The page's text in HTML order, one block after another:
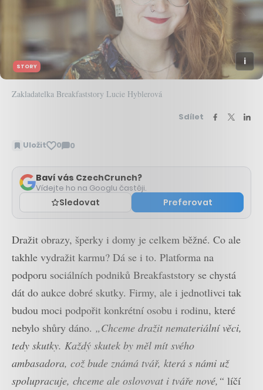
STORY
Zakladatelka Breakfaststory Lucie Hyblerová
Sdílet
Uložit 0 0
Zobrazit
Baví vás CzechCrunch?
Vídejte ho na Googlu častěji.
Sledovat Preferovat
Dražit obrazy, šperky i domy je celkem běžné. Co ale
takhle vydražit karmu? Dá se i to. Platforma na
podporu sociálních podniků Breakfaststory se chystá
dát do aukce dobré skutky. Firmy, ale i jednotlivci tak
budou moci podpořit konkrétní osobu i rodinu, které
nebylo shůry dáno. „Chceme dražit nemateriální věci,
tedy skutky. Každý skutek by měl mít svého
ambasadora, což bude známá tvář, která s námi už
spolupracuje, chceme ale oslovovat i tváře nové,“ líčí